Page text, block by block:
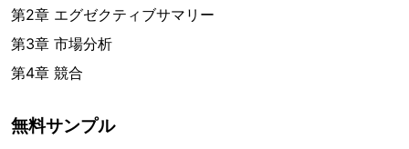
第2章 エグゼクティブサマリー
第3章 市場分析
第4章 競合
無料サンプル